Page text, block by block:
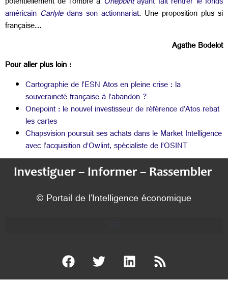
américain Carlyledans son actionnariat. Une proposition plus si
française…
Agathe Bodelot
Pour aller plus loin :
Cartographie de l’ESN Atos en pleine crise : la
souveraineté française à l’abandon ?
Onepoint : le nouvel investisseur de référence d’Atos rebat
les cartes
Chapsvision poursuit ses achats dans le Market Intelligence
avec l’acquisition d’Owlint, spécialiste de l’OSINT
Investiguer – Informer – Rassembler
© Portail de l’Intelligence économique